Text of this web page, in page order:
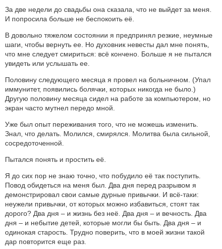
За две недели до свадьбы она сказала, что не выйдет за меня.
И попросила больше не беспокоить её.
В довольно тяжелом состоянии я предпринял резкие, неумные
шаги, чтобы вернуть ее. Но духовник невесты дал мне понять,
что мне следует смириться: всё кончено. Больше я не пытался
увидеть или услышать ее.
Половину следующего месяца я провел на больничном. (Упал
иммунитет, появились болячки, которых никогда не было.)
Другую половину месяца сидел на работе за компьютером, но
экран часто мутнел передо мной.
Уже был опыт переживания того, что не можешь изменить.
Знал, что делать. Молился, смирялся. Молитва была сильной,
сосредоточенной.
Пытался понять и простить её.
Я до сих пор не знаю точно, что побудило её так поступить.
Повод обидеться на меня был. Два дня перед разрывом я
демонстрировал свои самые дурные привычки. И всё-таки:
неужели привычки, от которых можно избавиться, стоят так
дорого? Два дня – и жизнь без неё. Два дня – и вечность. Два
дня – и небытие детей, которые могли бы быть. Два дня – и
одинокая старость. Трудно поверить, что в моей жизни такой
дар повторится еще раз.